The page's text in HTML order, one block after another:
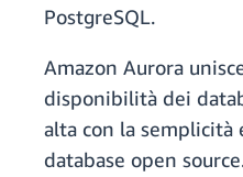
PostgreSQL.
Amazon Aurora
disponibilità dei
alta con la semplicità
database open